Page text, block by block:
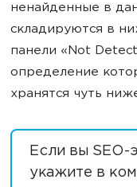
ненайденные в
складируются в
панели «Not
определение
хранятся чуть
Если вы SEO-
укажите в